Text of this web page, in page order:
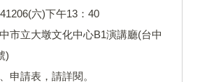
六)下午13：40
市立大墩文化中心B1演講廳(台中
)
申請表，請詳閱。